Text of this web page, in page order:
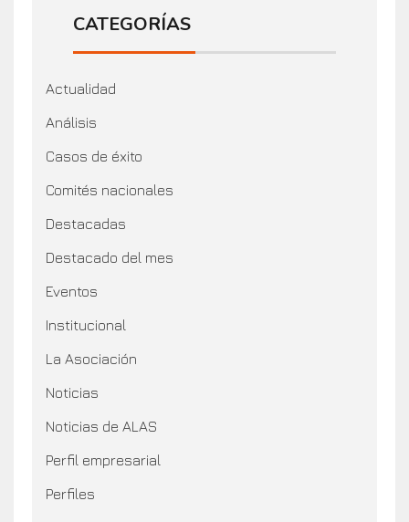
CATEGORÍAS
Actualidad
Análisis
Casos de éxito
Comités nacionales
Destacadas
Destacado del mes
Eventos
Institucional
La Asociación
Noticias
Noticias de ALAS
Perfil empresarial
Perfiles